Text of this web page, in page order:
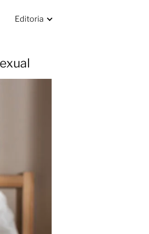
Editoria